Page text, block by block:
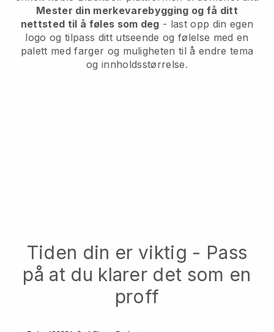
Mester din merkevarebygging og få ditt
nettsted til å føles som deg - last opp din egen
logo og tilpass ditt utseende og følelse med en
palett med farger og muligheten til å endre tema
og innholdsstørrelse.
Tiden din er viktig - Pass
på at du klarer det som en
proff